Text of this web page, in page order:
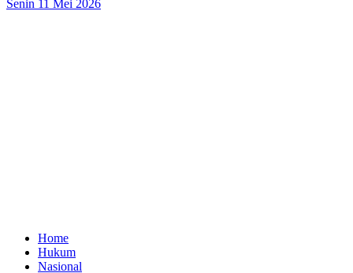
Senin 11 Mei 2026
Home
Hukum
Nasional